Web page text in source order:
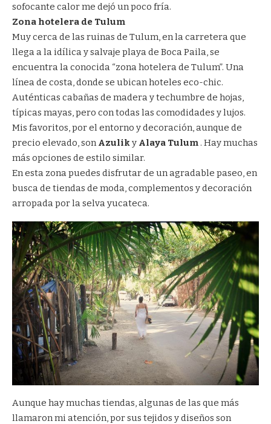
sofocante calor me dejó un poco fría.
Zona hotelera de Tulum
Muy cerca de las ruinas de Tulum, en la carretera que
llega a la idílica y salvaje playa de Boca Paila, se
encuentra la conocida “zona hotelera de Tulum”. Una
línea de costa, donde se ubican hoteles eco-chic.
Auténticas cabañas de madera y techumbre de hojas,
típicas mayas, pero con todas las comodidades y lujos.
Mis favoritos, por el entorno y decoración, aunque de
precio elevado, sonAzuliky Alaya Tulum . Hay muchas
más opciones de estilo similar.
En esta zona puedes disfrutar de un agradable paseo, en
busca de tiendas de moda, complementos y decoración
arropada por la selva yucateca.
Aunque hay muchas tiendas, algunas de las que más
llamaron mi atención, por sus tejidos y diseños son